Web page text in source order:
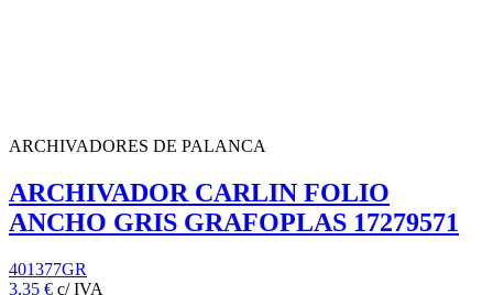
ARCHIVADORES DE PALANCA
ARCHIVADOR CARLIN FOLIO
ANCHO GRIS GRAFOPLAS 17279571
401377GR
3,35 € c/ IVA